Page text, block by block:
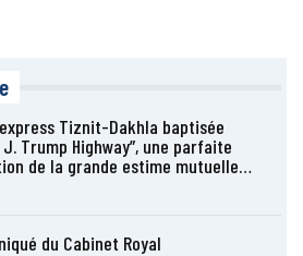
Tiznit-Dakhla baptisée
J. Trump Highway”, une parfaite
de la grande estime mutuelle…
du Cabinet Royal